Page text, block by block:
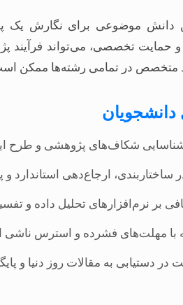
دانش موضوعی برای نگارش
و حمایت تخصصی، می‌تواند
متخصص در تمامی رشته‌ها ممکن
شکاف‌های پژوهشی و طرح
ارجاع‌دهی استاندارد
بر نرم‌افزارهای تحلیل داده و
با مهلت‌های فشرده و استرس ناشی
در دستیابی به مقالات روز دنیا و